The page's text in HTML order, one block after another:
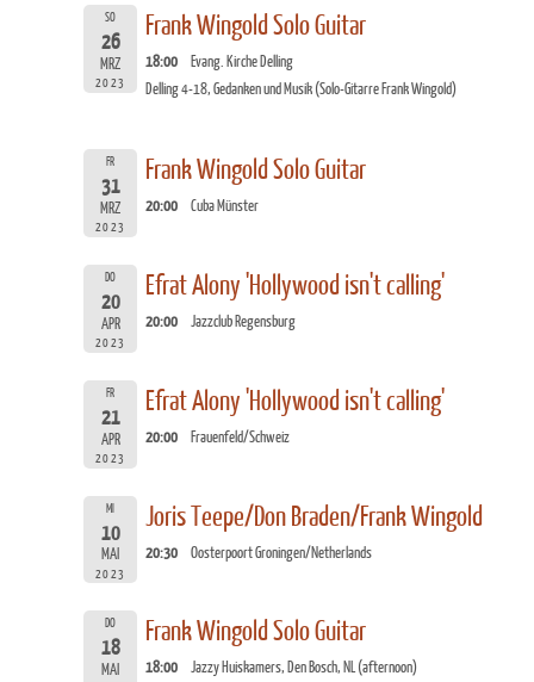
SO
26
MRZ
2023
Frank Wingold Solo Guitar
18:00
Evang. Kirche Delling
Delling 4-18, Gedanken und Musik (Solo-Gitarre Frank Wingold)
FR
31
MRZ
2023
Frank Wingold Solo Guitar
20:00 Cuba Münster
DO
20
APR
2023
Efrat Alony 'Hollywood isn't calling'
20:00 Jazzclub Regensburg
FR
21
APR
2023
Efrat Alony 'Hollywood isn't calling'
20:00 Frauenfeld/Schweiz
MI
10
MAI
2023
Joris Teepe/Don Braden/Frank Wingold
20:30 Oosterpoort Groningen/Netherlands
DO
18
MAI
Frank Wingold Solo Guitar
18:00 Jazzy Huiskamers, Den Bosch, NL (afternoon)